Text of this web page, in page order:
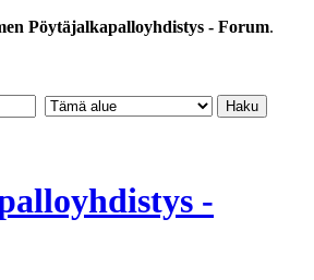
Pöytäjalkapalloyhdistys - Forum.
-